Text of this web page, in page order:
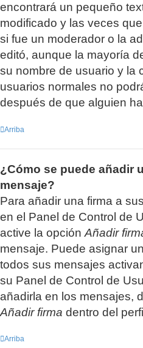
encontrará un pequeño
modificado y las veces
si fue un moderador o la
editó, aunque la mayoría
su nombre de usuario y la
usuarios normales no
después de que alguien
Arriba
¿Cómo se puede añadir
mensaje?
Para añadir una firma a
en el Panel de Control de
active la opción Añadir
mensaje. Puede asignar
todos sus mensajes
su Panel de Control de
añadirla en los mensajes,
Añadir firma dentro del
Arriba